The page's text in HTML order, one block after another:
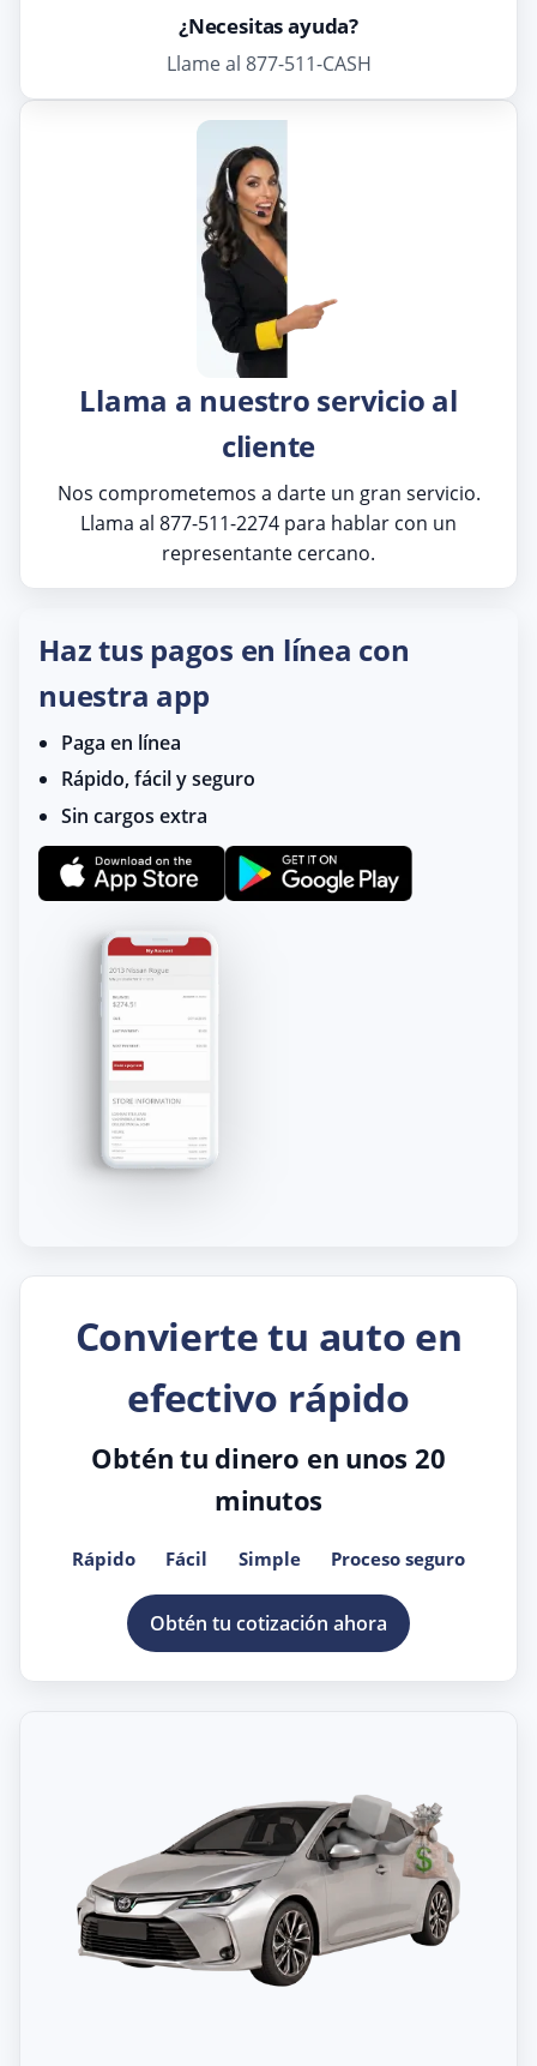
¿Necesitas ayuda?
Llame al 877-511-CASH
Llama a nuestro servicio al
cliente
Nos comprometemos a darte un gran servicio.
Llama al 877-511-2274 para hablar con un
representante cercano.
Haz tus pagos en línea con
nuestra app
Paga en línea
Rápido, fácil y seguro
Sin cargos extra
Convierte tu auto en
efectivo rápido
Obtén tu dinero en unos 20
minutos
Rápido Fácil Simple Proceso seguro
Obtén tu cotización ahora